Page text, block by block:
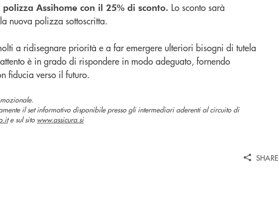
Assihome con il 25% di sconto. Lo sconto sarà
nuova polizza sottoscritta.
a ridisegnare priorità e a far emergere ulteriori bisogni di tutela
è in grado di rispondere in modo adeguato, fornendo
fiducia verso il futuro.
il set informativo disponibile presso gli intermediari aderenti al circuito di
e sul sito www.assicura.si
SHARE